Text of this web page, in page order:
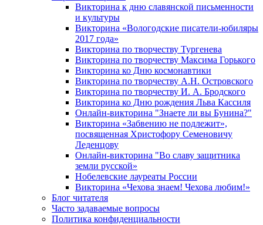
Викторина к дню славянской письменности
и культуры
Викторина «Вологодские писатели-юбиляры
2017 года»
Викторина по творчеству Тургенева
Викторина по творчеству Максима Горького
Викторина ко Дню космонавтики
Викторина по творчеству А.Н. Островского
Викторина по творчеству И. А. Бродского
Викторина ко Дню рождения Льва Кассиля
Онлайн-викторина "Знаете ли вы Бунина?"
Викторина «Забвению не подлежит»,
посвященная Христофору Семеновичу
Леденцову
Онлайн-викторина "Во славу защитника
земли русской»
Нобелевские лауреаты России
Викторина «Чехова знаем! Чехова любим!»
Блог читателя
Часто задаваемые вопросы
Политика конфиденциальности